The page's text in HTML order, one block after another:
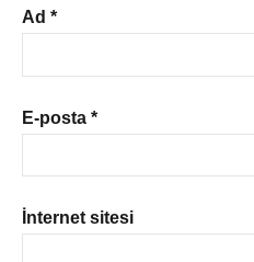
Ad *
E-posta *
İnternet sitesi